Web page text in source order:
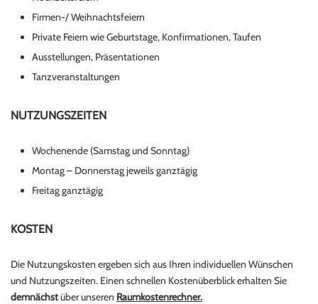
Firmen-/ Weihnachtsfeiern
Private Feiern wie Geburtstage, Konfirmationen, Taufen
Ausstellungen, Präsentationen
Tanzveranstaltungen
NUTZUNGSZEITEN
Wochenende (Samstag und Sonntag)
Montag – Donnerstag jeweils ganztägig
Freitag ganztägig
KOSTEN
Die Nutzungskosten ergeben sich aus Ihren individuellen Wünschen
und Nutzungszeiten. Einen schnellen Kostenüberblick erhalten Sie
demnächstüber unseren Raumkostenrechner.